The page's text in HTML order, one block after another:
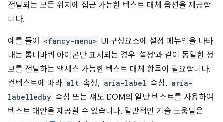
전달되는 모든 위치에 접근 가능한 텍스트 대체 옵션을 제공합
니다.
예를 들어 <fancy-menu> UI 구성요소에 설정 메뉴임을 나타
내는 톱니바퀴 아이콘만 표시되는 경우 '설정'과 같이 동일한 정
보를 전달하는 액세스 가능한 텍스트 대체 항목이 필요합니다.
컨텍스트에 따라 alt 속성, aria-label 속성, aria-
labelledby 속성 또는 섀도 DOM의 일반 텍스트를 사용하여
텍스트 대안을 제공할 수 있습니다. 일반적인 기술 도움말은